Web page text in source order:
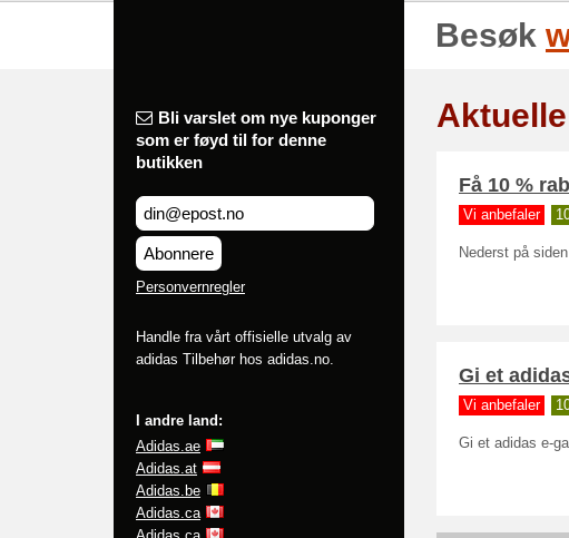
Besøk
Bli varslet om nye kuponger
som er føyd til for denne
butikken
Abonnere
Personvernregler
Handle fra vårt offisielle utvalg av
adidas Tilbehør hos adidas.no.
I andre land:
Adidas.ae
Adidas.at
Adidas.be
Adidas.ca
Få 10 %
Vi anbefaler
Nederst på
Gi et
Vi anbefaler
Gi et adidas e-